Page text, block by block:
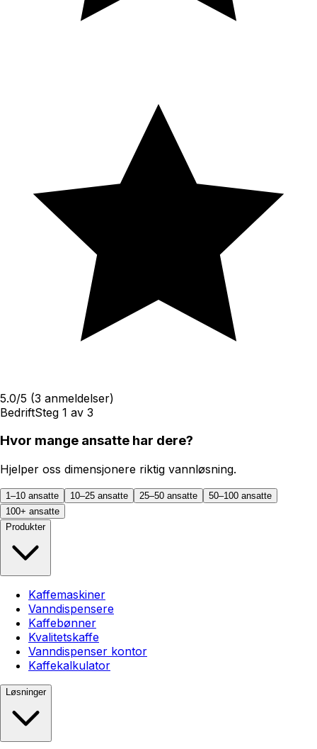
5.0/5 (3 anmeldelser)
BedriftSteg 1 av 3
Hvor mange ansatte har dere?
Hjelper oss dimensjonere riktig vannløsning.
1–10 ansatte 10–25 ansatte 25–50 ansatte
50–100 ansatte
100+ ansatte
Produkter
Kaffemaskiner
Vanndispensere
Kaffebønner
Kvalitetskaffe
Vanndispenser kontor
Kaffekalkulator
Løsninger